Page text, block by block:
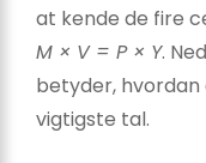
at kende de fire
M × V = P × Y.
betyder, hvordan
vigtigste tal.